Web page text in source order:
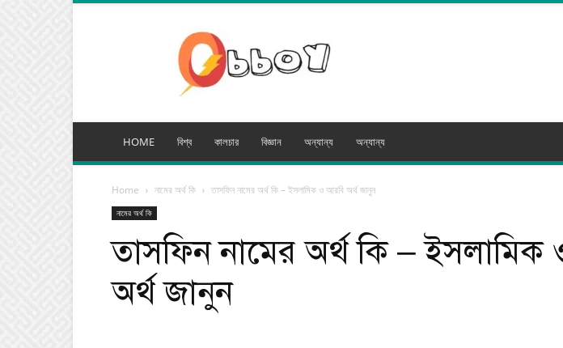
মিডিয়া
HOME বিশ্ব কালচার বিজ্ঞান অন্যান্য অন্যান্য
Home নামের অর্থ কি তাসফিন নামের অর্থ কি – ইসলামিক ও আরবি অর্থ জানুন
নামের অর্থ কি
তাসফিন নামের অর্থ কি –
অর্থ জানুন